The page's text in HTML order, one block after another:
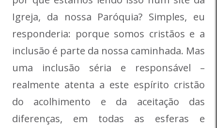
Igreja, da nossa Paróquia? Simples, eu
responderia: porque somos cristãos e a
inclusão é parte da nossa caminhada. Mas
uma inclusão séria e responsável –
realmente atenta a este espírito cristão
do acolhimento e da aceitação das
diferenças, em todas as esferas e